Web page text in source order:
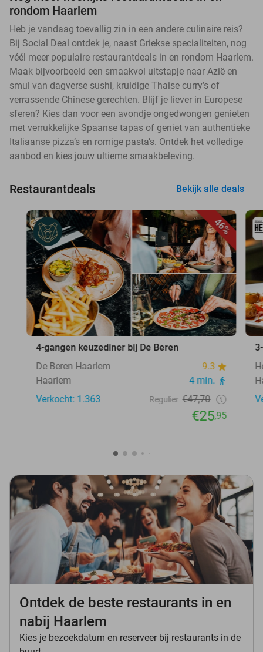
rondom Haarlem
Heb je vandaag toevallig zin in een andere culinaire reis?
Bij Social Deal ontdek je, naast Griekse specialiteiten, nog
véél meer populaire restaurantdeals in en rondom Haarlem.
Maak bijvoorbeeld een smaakvol uitstapje naar Azië en
smul van dagverse sushi, kruidige Thaise curry’s of
verrassende Chinese gerechten. Blijf je liever in Europese
sferen? Kies dan voor een avondje ongedwongen genieten
met verrukkelijke Spaanse tapas of geniet van authentieke
Italiaanse pizza’s en romige pasta’s. Ontdek het volledige
aanbod en kies jouw ultieme smaakbeleving.
Restaurantdeals Bekijk alle deals
46%
4-gangen keuzediner bij De Beren
De Beren Haarlem
9.3
Haarlem
4 min.
Verkocht: 1.363
Regulier €47,70
€25,95
Ontdek de beste restaurants in en
nabij Haarlem
Kies je bezoekdatum en reserveer bij restaurants in de